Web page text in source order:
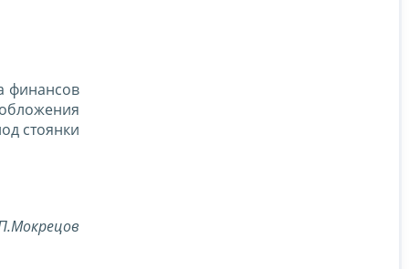
финансов
стоянки